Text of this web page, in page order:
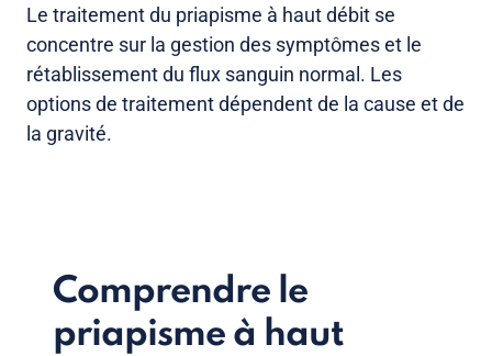
Le traitement du priapisme à haut débit se
concentre sur la gestion des symptômes et le
rétablissement du flux sanguin normal. Les
options de traitement dépendent de la cause et de
la gravité.
Comprendre le
priapisme à haut